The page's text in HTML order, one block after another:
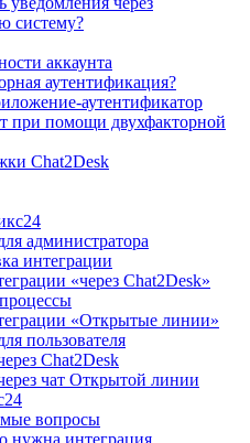
систему?
аккаунта
аутентификация?
аутентификатор
при помощи двухфакторной
Chat2Desk
администратора
интеграции
«через Chat2Desk»
«Открытые линии»
пользователя
Chat2Desk
чат Открытой линии
вопросы
нужна интеграция